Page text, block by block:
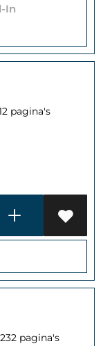
In
pagina's
pagina's